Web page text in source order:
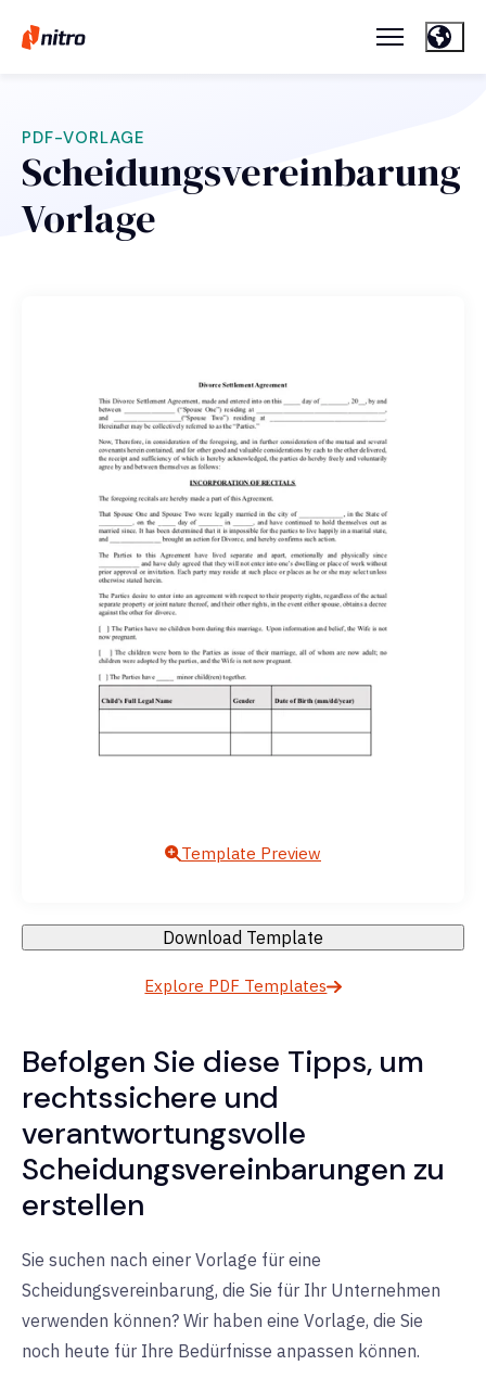
PDF-VORLAGE
Scheidungsvereinbarung
Vorlage
Template Preview
Download Template
Explore PDF Templates
Befolgen Sie diese Tipps, um
rechtssichere und
verantwortungsvolle
Scheidungsvereinbarungen zu
erstellen
Sie suchen nach einer Vorlage für eine
Scheidungsvereinbarung, die Sie für Ihr Unternehmen
verwenden können? Wir haben eine Vorlage, die Sie
noch heute für Ihre Bedürfnisse anpassen können.